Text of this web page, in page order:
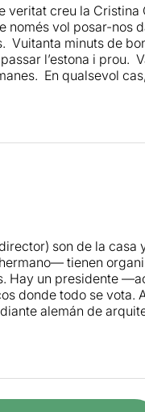
veritat creu la Cristina
només vol posar-nos
Vuitanta minuts de
l’estona i prou.
En qualsevol
son de la casa
tienen
Hay un presidente
donde todo se vota.
alemán de
En Barcelona